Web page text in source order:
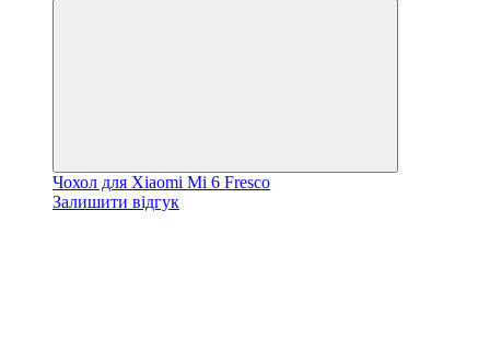
Чохол для Xiaomi Mi 6 Fresco
Залишити відгук